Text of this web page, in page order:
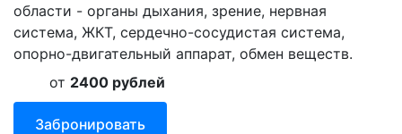
области - органы дыхания, зрение, нервная
система, ЖКТ, сердечно-сосудистая система,
опорно-двигательный аппарат, обмен веществ.
от 2400 рублей
Забронировать